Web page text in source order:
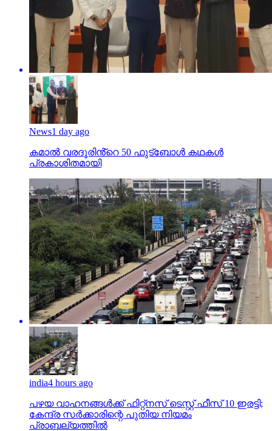
News1 day ago
കമാൽ വരദൂരിൻ്റെ 50 ഫുട്ബോൾ കഥകൾ
പ്രകാശിതമായി
india4 hours ago
പഴയ വാഹനങ്ങള്‍ക്ക് ഫിറ്റ്‌നസ് ടെസ്റ്റ് ഫീസ് 10 ഇരട്ടി;
കേന്ദ്ര സര്‍ക്കാരിന്റെ പുതിയ നിയമം
പ്രാബല്യത്തില്‍